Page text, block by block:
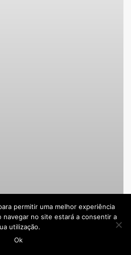
permitir uma melhor experiência
navegar no site estará a consentir a
utilização.
Ok